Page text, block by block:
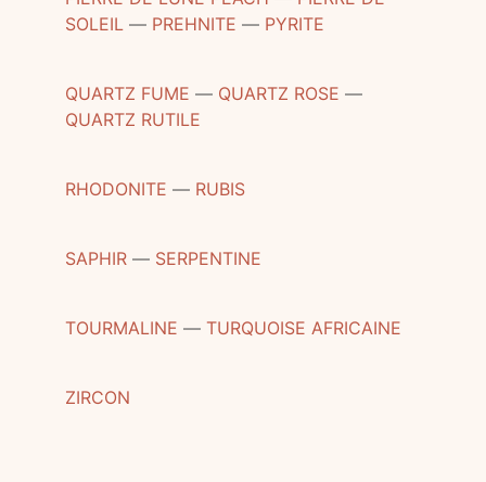
SOLEIL ― PREHNITE ― PYRITE
QUARTZ FUME ― QUARTZ ROSE ―
QUARTZ RUTILE
RHODONITE ― RUBIS
SAPHIR ― SERPENTINE
TOURMALINE ―TURQUOISE AFRICAINE
ZIRCON